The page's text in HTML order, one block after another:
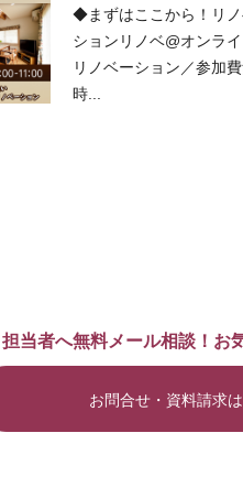
◆まずはここから！リ
ションリノベ@オンラ
リノベーション／参加
時...
担当者へ無料メール相談！お
お問合せ・資料請求